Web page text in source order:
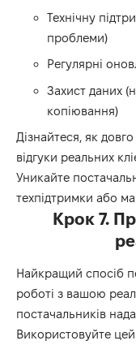
Технічну
проблеми)
Регулярні
Захист даних
копіювання)
Дізнайтеся, як
відгуки реальних
Уникайте
техпідтримки або
Крок 7.
Найкращий спосіб
роботі з вашою
постачальників
Використовуйте